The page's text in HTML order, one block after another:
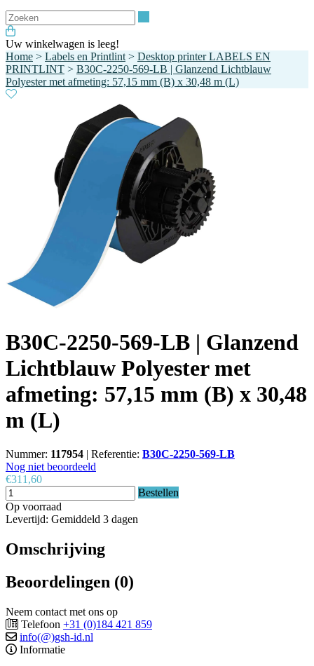
Uw winkelwagen is leeg!
Home > Labels en Printlint > Desktop printer LABELS EN
PRINTLINT > B30C-2250-569-LB | Glanzend Lichtblauw
Polyester met afmeting: 57,15 mm (B) x 30,48 m (L)
B30C-2250-569-LB | Glanzend
Lichtblauw Polyester met
afmeting: 57,15 mm (B) x 30,48
m (L)
Nummer: 117954 | Referentie: B30C-2250-569-LB
Nog niet beoordeeld
€311,60
Bestellen
Op voorraad
Levertijd: Gemiddeld 3 dagen
Omschrijving
Beoordelingen (0)
Neem contact met ons op
Telefoon +31 (0)184 421 859
info(@)gsh-id.nl
Informatie